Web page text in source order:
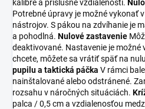
kalibre a príslušné vzdialenosti.
Potrebné úpravy je možné vykonať
nástrojov. S pákou na zdvíhanie je
a pohodlná. Nulové zastavenie
deaktivované. Nastavenie je možné
chcete, môžete sa vrátiť späť na
pupilu a taktická páčka V rámci
nainštalované alebo odstránené.
rozsahu v náročných situáciách.
palca / 0,5 cm a vzdialenosťou